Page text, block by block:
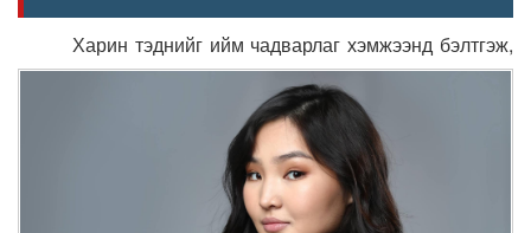
Харин тэднийг ийм чадварлаг хэмжээнд бэлтгэж,